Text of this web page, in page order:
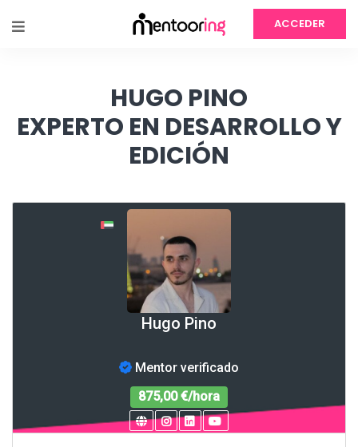
ACCEDER
HUGO PINO
EXPERTO EN DESARROLLO Y
EDICIÓN
Hugo Pino
Mentor verificado
875,00 €/hora